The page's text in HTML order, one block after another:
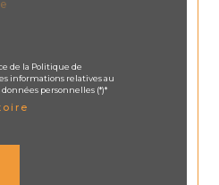
de la Politique de
informations relatives au
personnelles (*)*